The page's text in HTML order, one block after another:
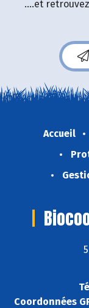
....et
Accueil
Coordonnées